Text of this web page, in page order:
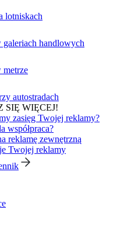
lotniskach
galeriach handlowych
metrze
autostradach
SIĘ WIĘCEJ!
zasięg Twojej reklamy?
współpraca?
reklamę zewnętrzną
Twojej reklamy